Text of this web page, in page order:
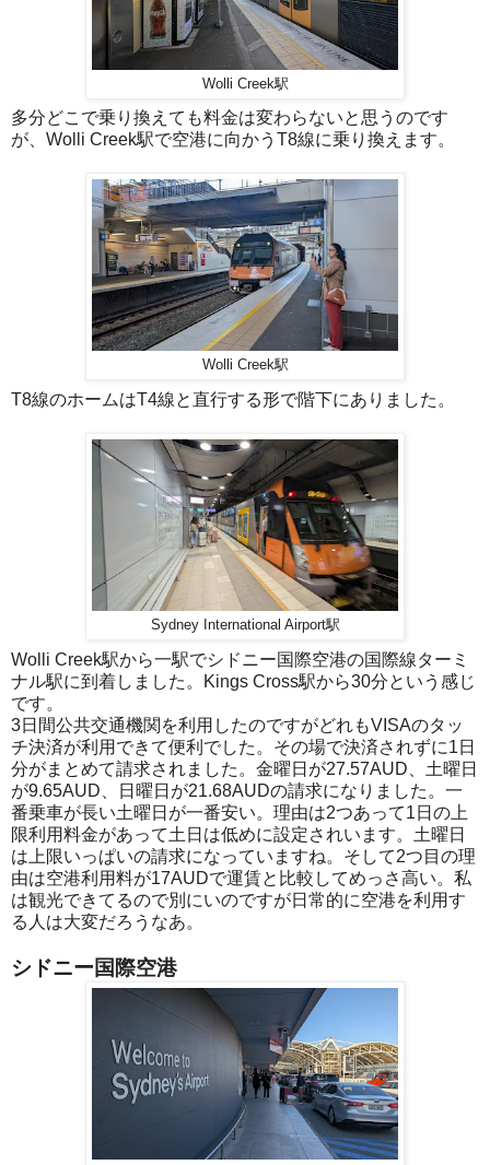
Wolli Creek駅
多分どこで乗り換えても料金は変わらないと思うのです
が、Wolli Creek駅で空港に向かうT8線に乗り換えます。
Wolli Creek駅
T8線のホームはT4線と直行する形で階下にありました。
Sydney International Airport駅
Wolli Creek駅から一駅でシドニー国際空港の国際線ターミ
ナル駅に到着しました。Kings Cross駅から30分という感じ
です。
3日間公共交通機関を利用したのですがどれもVISAのタッ
チ決済が利用できて便利でした。その場で決済されずに1日
分がまとめて請求されました。金曜日が27.57AUD、土曜日
が9.65AUD、日曜日が21.68AUDの請求になりました。一
番乗車が長い土曜日が一番安い。理由は2つあって1日の上
限利用料金があって土日は低めに設定されいます。土曜日
は上限いっぱいの請求になっていますね。そして2つ目の理
由は空港利用料が17AUDで運賃と比較してめっさ高い。私
は観光できてるので別にいのですが日常的に空港を利用す
る人は大変だろうなあ。
シドニー国際空港